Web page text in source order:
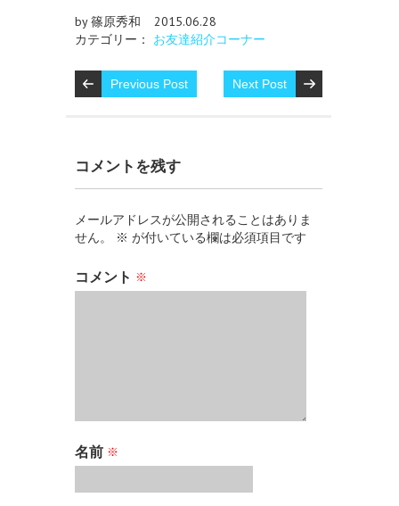
by 篠原秀和
2015.06.28
カテゴリー： お友達紹介コーナー
Previous Post Next Post
コメントを残す
メールアドレスが公開されることはありま
せん。
※ が付いている欄は必須項目です
コメント ※
名前 ※